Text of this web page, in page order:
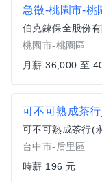
急徵-桃園市-桃
伯克錸保全股份有
桃園市-桃園區
月薪 36,000 至
可不可熟成茶
可不可熟成茶行(
台中市-后里區
時薪 196 元